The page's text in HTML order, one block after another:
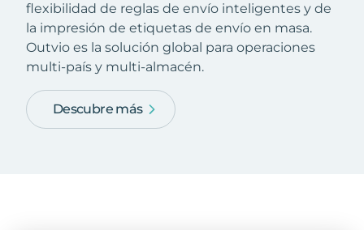
flexibilidad de reglas de envío inteligentes y de
la impresión de etiquetas de envío en masa.
Outvio es la solución global para operaciones
multi-país y multi-almacén.
Descubre más